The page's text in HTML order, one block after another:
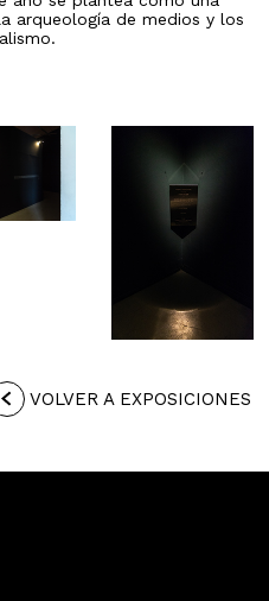
arqueología de medios y los
VOLVER A EXPOSICIONES